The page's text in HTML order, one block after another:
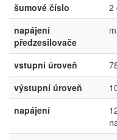
šumové číslo
2
napájení
předzesilovače
vstupní úroveň
výstupní úroveň
napájení